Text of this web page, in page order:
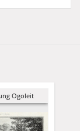
Ogoleit